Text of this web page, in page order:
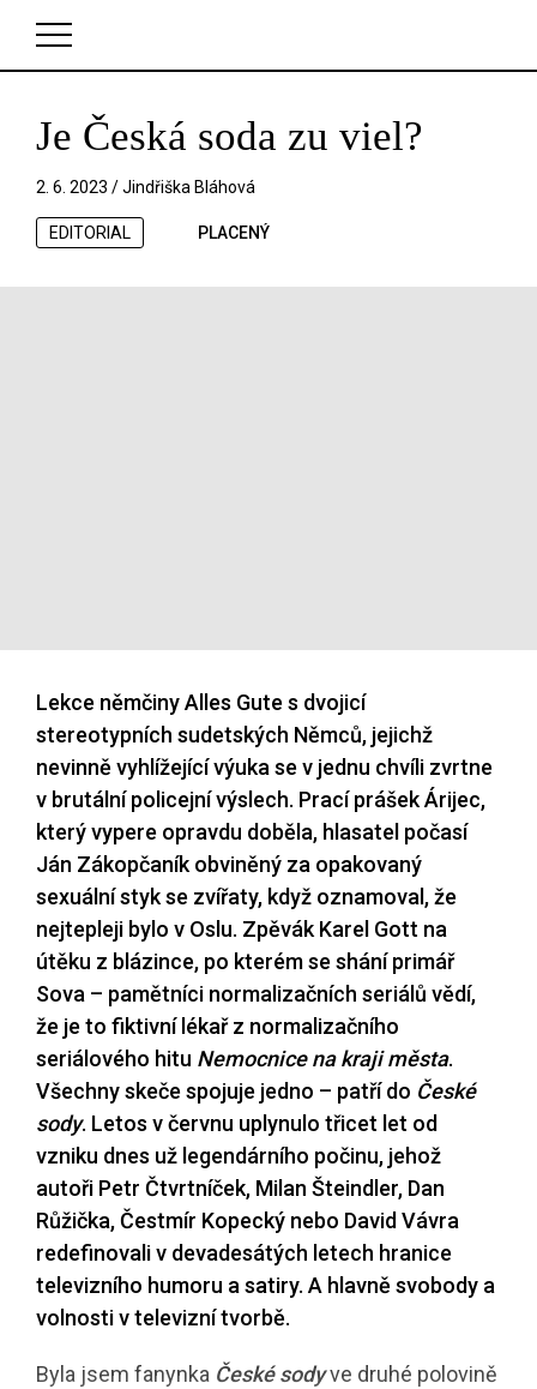
V košíku zatím nemáte žádné položky.
Je Česká soda zu viel?
2. 6. 2023 /Jindřiška Bláhová
EDITORIAL PLACENÝ
Lekce němčiny Alles Gute s dvojicí
stereotypních sudetských Němců, jejichž
nevinně vyhlížející výuka se v jednu chvíli zvrtne
v brutální policejní výslech. Prací prášek Árijec,
který vypere opravdu doběla, hlasatel počasí
Ján Zákopčaník obviněný za opakovaný
sexuální styk se zvířaty, když oznamoval, že
nejtepleji bylo v Oslu. Zpěvák Karel Gott na
útěku z blázince, po kterém se shání primář
Sova – pamětníci normalizačních seriálů vědí,
že je to fiktivní lékař z normalizačního
seriálového hitu Nemocnice na kraji města.
Všechny skeče spojuje jedno – patří do České
sody. Letos v červnu uplynulo třicet let od
vzniku dnes už legendárního počinu, jehož
autoři Petr Čtvrtníček, Milan Šteindler, Dan
Růžička, Čestmír Kopecký nebo David Vávra
redefinovali v devadesátých letech hranice
televizního humoru a satiry. A hlavně svobody a
volnosti v televizní tvorbě.
Byla jsem fanynka České sodyve druhé polovině